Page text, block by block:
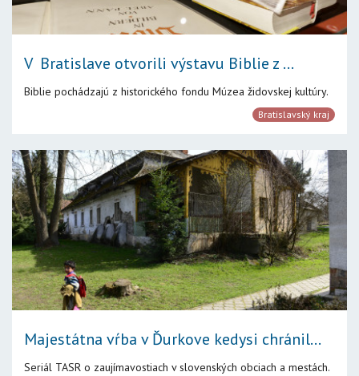
V Bratislave otvorili výstavu Biblie z ...
Biblie pochádzajú z historického fondu Múzea židovskej kultúry.
Bratislavský kraj
Majestátna vŕba v Ďurkove kedysi chránil...
Seriál TASR o zaujímavostiach v slovenských obciach a mestách.